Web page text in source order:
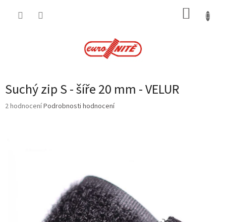
Suchý zip S - šíře 20 mm - VELUR
Průměrné
2 hodnoceníPodrobnosti hodnocení